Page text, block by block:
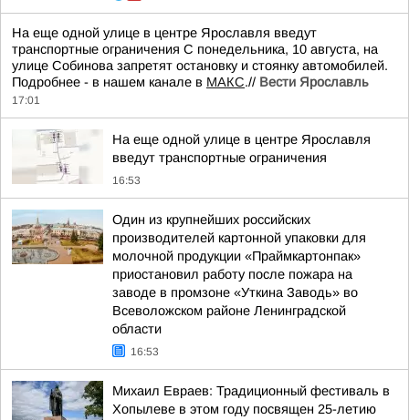
На еще одной улице в центре Ярославля введут
транспортные ограничения С понедельника, 10 августа, на
улице Собинова запретят остановку и стоянку автомобилей.
Подробнее - в нашем канале в МАКС.// Вести Ярославль
17:01
На еще одной улице в центре Ярославля
введут транспортные ограничения
16:53
Один из крупнейших российских
производителей картонной упаковки для
молочной продукции «Праймкартонпак»
приостановил работу после пожара на
заводе в промзоне «Уткина Заводь» во
Всеволожском районе Ленинградской
области
16:53
Михаил Евраев: Традиционный фестиваль в
Хопылеве в этом году посвящен 25-летию